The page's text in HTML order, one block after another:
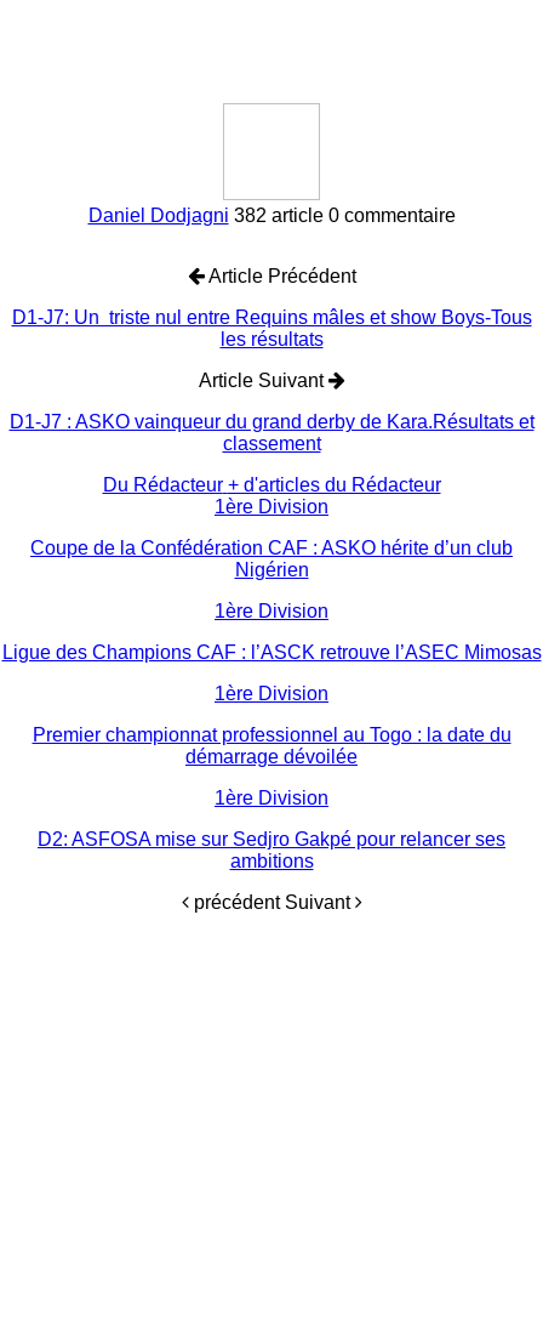
Daniel Dodjagni 382 article 0 commentaire
Article Précédent
D1-J7: Un triste nul entre Requins mâles et show Boys-Tous
les résultats
Article Suivant
D1-J7 : ASKO vainqueur du grand derby de Kara.Résultats et
classement
Du Rédacteur + d'articles du Rédacteur
1ère Division
Coupe de la Confédération CAF : ASKO hérite d’un club
Nigérien
1ère Division
Ligue des Champions CAF : l’ASCK retrouve l’ASEC Mimosas
1ère Division
Premier championnat professionnel au Togo : la date du
démarrage dévoilée
1ère Division
D2: ASFOSA mise sur Sedjro Gakpé pour relancer ses
ambitions
précédent Suivant